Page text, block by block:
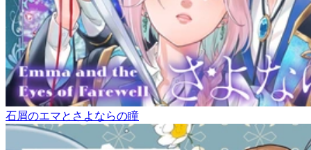
石屑のエマとさよならの瞳